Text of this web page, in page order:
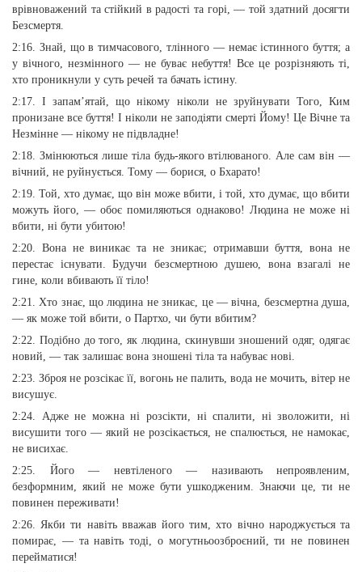
врівноважений та стійкий в радості та горі, — той здатний досягти
Безсмертя.
2:16. Знай, що в тимчасового, тлінного — немає істинного буття; а
у вічного, незмінного — не буває небуття! Все це розрізняють ті,
хто проникнули у суть речей та бачать істину.
2:17. І запам’ятай, що нікому ніколи не зруйнувати Того, Ким
пронизане все буття! І ніколи не заподіяти смерті Йому! Це Вічне та
Незмінне — нікому не підвладне!
2:18. Змінюються лише тіла будь-якого втілюваного. Але сам він —
вічний, не руйнується. Тому — борися, о Бхарато!
2:19. Той, хто думає, що він може вбити, і той, хто думає, що вбити
можуть його, — обоє помиляються однаково! Людина не може ні
вбити, ні бути убитою!
2:20. Вона не виникає та не зникає; отримавши буття, вона не
перестає існувати. Будучи безсмертною душею, вона взагалі не
гине, коли вбивають її тіло!
2:21. Хто знає, що людина не зникає, це — вічна, безсмертна душа,
— як може той вбити, о Партхо, чи бути вбитим?
2:22. Подібно до того, як людина, скинувши зношений одяг, одягає
новий, — так залишає вона зношені тіла та набуває нові.
2:23. Зброя не розсікає її, вогонь не палить, вода не мочить, вітер не
висушує.
2:24. Адже не можна ні розсікти, ні спалити, ні зволожити, ні
висушити того — який не розсікається, не спалюється, не намокає,
не висихає.
2:25. Його — невтіленого — називають непроявленим,
безформним, який не може бути ушкодженим. Знаючи це, ти не
повинен переживати!
2:26. Якби ти навіть вважав його тим, хто вічно народжується та
помирає, — та навіть тоді, о могутньоозброєний, ти не повинен
перейматися!